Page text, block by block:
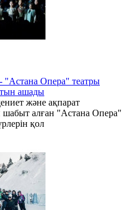
"Астана Опера" театры
ашады
және ақпарат
шабыт алған "Астана Опера"
қол